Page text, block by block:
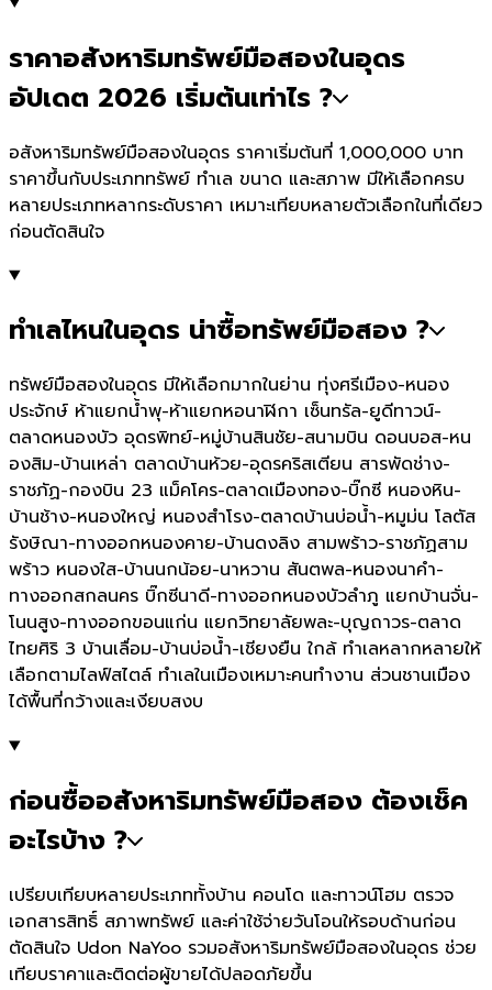
ราคาอสังหาริมทรัพย์มือสองในอุดร
อัปเดต 2026 เริ่มต้นเท่าไร ?
อสังหาริมทรัพย์มือสองในอุดร ราคาเริ่มต้นที่ 1,000,000 บาท
ราคาขึ้นกับประเภททรัพย์ ทำเล ขนาด และสภาพ มีให้เลือกครบ
หลายประเภทหลากระดับราคา เหมาะเทียบหลายตัวเลือกในที่เดียว
ก่อนตัดสินใจ
ทำเลไหนในอุดร น่าซื้อทรัพย์มือสอง ?
ทรัพย์มือสองในอุดร มีให้เลือกมากในย่าน ทุ่งศรีเมือง-หนอง
ประจักษ์ ห้าแยกน้ำพุ-ห้าแยกหอนาฬิกา เซ็นทรัล-ยูดีทาวน์-
ตลาดหนองบัว อุดรพิทย์-หมู่บ้านสินชัย-สนามบิน ดอนบอส-หน
องสิม-บ้านเหล่า ตลาดบ้านห้วย-อุดรคริสเตียน สารพัดช่าง-
ราชภัฏ-กองบิน 23 แม็คโคร-ตลาดเมืองทอง-บิ๊กซี หนองหิน-
บ้านช้าง-หนองใหญ่ หนองสำโรง-ตลาดบ้านบ่อน้ำ-หมูม่น โลตัส
รังษิณา-ทางออกหนองคาย-บ้านดงลิง สามพร้าว-ราชภัฏสาม
พร้าว หนองใส-บ้านนกน้อย-นาหวาน สันตพล-หนองนาคำ-
ทางออกสกลนคร บิ๊กซีนาดี-ทางออกหนองบัวลำภู แยกบ้านจั่น-
โนนสูง-ทางออกขอนแก่น แยกวิทยาลัยพละ-บุญถาวร-ตลาด
ไทยศิริ 3 บ้านเลื่อม-บ้านบ่อน้ำ-เชียงยืน ใกล้ ทำเลหลากหลายให้
เลือกตามไลฟ์สไตล์ ทำเลในเมืองเหมาะคนทำงาน ส่วนชานเมือง
ได้พื้นที่กว้างและเงียบสงบ
ก่อนซื้ออสังหาริมทรัพย์มือสอง ต้องเช็ค
อะไรบ้าง ?
เปรียบเทียบหลายประเภททั้งบ้าน คอนโด และทาวน์โฮม ตรวจ
เอกสารสิทธิ์ สภาพทรัพย์ และค่าใช้จ่ายวันโอนให้รอบด้านก่อน
ตัดสินใจ Udon NaYoo รวมอสังหาริมทรัพย์มือสองในอุดร ช่วย
เทียบราคาและติดต่อผู้ขายได้ปลอดภัยขึ้น